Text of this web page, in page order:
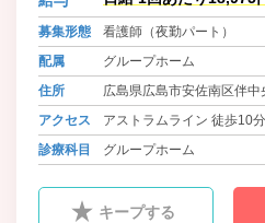
た支
暮
たい
募集形態
看護師（夜勤パート）
配属
グループホーム
住所
広島県広島市安佐南区伴中
アクセス
アストラムライン 徒歩10分
診療科目
グループホーム
キープする